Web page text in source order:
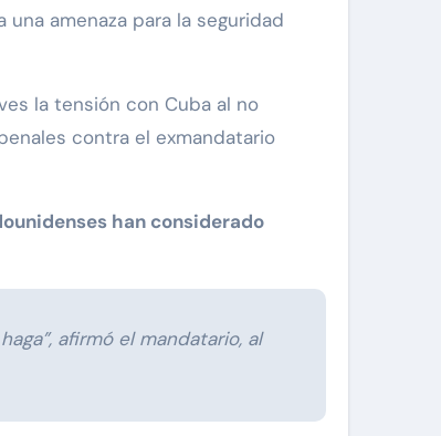
amenaza para la seguridad
la tensión con Cuba al no
contra el exmandatario
han considerado
afirmó el mandatario, al